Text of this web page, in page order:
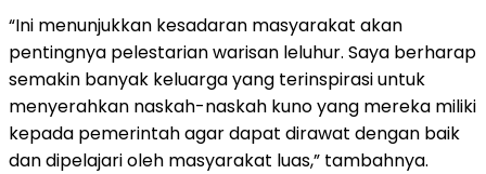
“Ini menunjukkan kesadaran masyarakat akan
pentingnya pelestarian warisan leluhur. Saya berharap
semakin banyak keluarga yang terinspirasi untuk
menyerahkan naskah-naskah kuno yang mereka miliki
kepada pemerintah agar dapat dirawat dengan baik
dan dipelajari oleh masyarakat luas,” tambahnya.